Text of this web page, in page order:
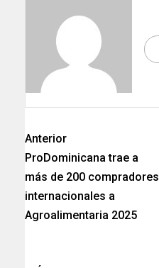
Anterior
ProDominicana trae a
más de 200 compradores
internacionales a
Agroalimentaria 2025